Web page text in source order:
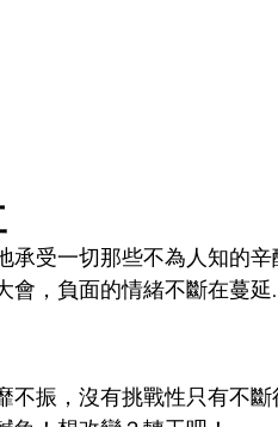
受一切那些不為人知的
，負面的情緒不斷在蔓延
不振，沒有挑戰性只有不